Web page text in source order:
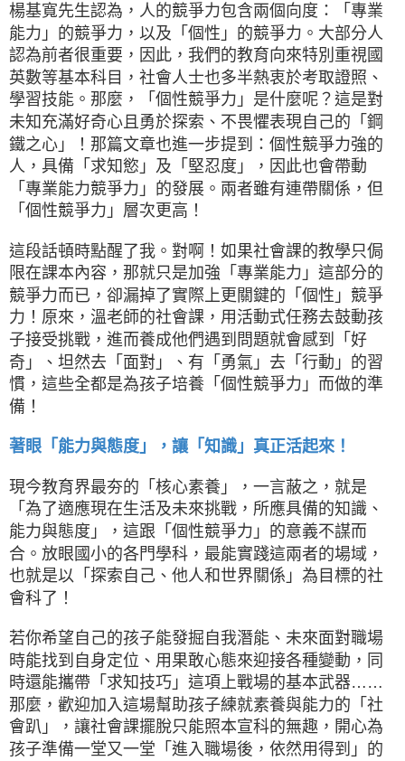
楊基寬先生認為，人的競爭力包含兩個向度：「專業
能力」的競爭力，以及「個性」的競爭力。大部分人
認為前者很重要，因此，我們的教育向來特別重視國
英數等基本科目，社會人士也多半熱衷於考取證照、
學習技能。那麼，「個性競爭力」是什麼呢？這是對
未知充滿好奇心且勇於探索、不畏懼表現自己的「鋼
鐵之心」！那篇文章也進一步提到：個性競爭力強的
人，具備「求知慾」及「堅忍度」，因此也會帶動
「專業能力競爭力」的發展。兩者雖有連帶關係，但
「個性競爭力」層次更高！
這段話頓時點醒了我。對啊！如果社會課的教學只侷
限在課本內容，那就只是加強「專業能力」這部分的
競爭力而已，卻漏掉了實際上更關鍵的「個性」競爭
力！原來，溫老師的社會課，用活動式任務去鼓動孩
子接受挑戰，進而養成他們遇到問題就會感到「好
奇」、坦然去「面對」、有「勇氣」去「行動」的習
慣，這些全都是為孩子培養「個性競爭力」而做的準
備！
著眼「能力與態度」，讓「知識」真正活起來！
現今教育界最夯的「核心素養」，一言蔽之，就是
「為了適應現在生活及未來挑戰，所應具備的知識、
能力與態度」，這跟「個性競爭力」的意義不謀而
合。放眼國小的各門學科，最能實踐這兩者的場域，
也就是以「探索自己、他人和世界關係」為目標的社
會科了！
若你希望自己的孩子能發掘自我潛能、未來面對職場
時能找到自身定位、用果敢心態來迎接各種變動，同
時還能攜帶「求知技巧」這項上戰場的基本武器……
那麼，歡迎加入這場幫助孩子練就素養與能力的「社
會趴」，讓社會課擺脫只能照本宣科的無趣，開心為
孩子準備一堂又一堂「進入職場後，依然用得到」的